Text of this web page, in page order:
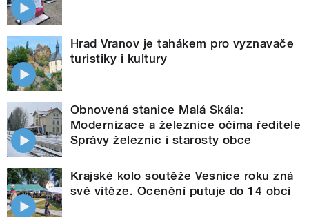
Hrad Vranov je tahákem pro vyznavače
turistiky i kultury
Obnovená stanice Malá Skála:
Modernizace a železnice očima ředitele
Správy železnic i starosty obce
Krajské kolo soutěže Vesnice roku zná
své vítěze. Ocenění putuje do 14 obcí